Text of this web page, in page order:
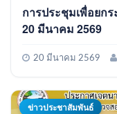
การประชุมเพื่อยกระ
20 มีนาคม 2569
20 มีนาคม 2569
ข่าวประชาสัมพันธ์